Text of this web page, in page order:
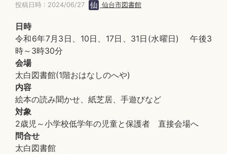
投稿日時 : 2024/06/27 仙台市図書館
日時
令和6年7月3日、10日、17日、31日(水曜日) 午後3
時～3時30分
会場
太白図書館(1階おはなしのへや)
内容
絵本の読み聞かせ、紙芝居、手遊びなど
対象
2歳児～小学校低学年の児童と保護者 直接会場へ
問合せ
太白図書館